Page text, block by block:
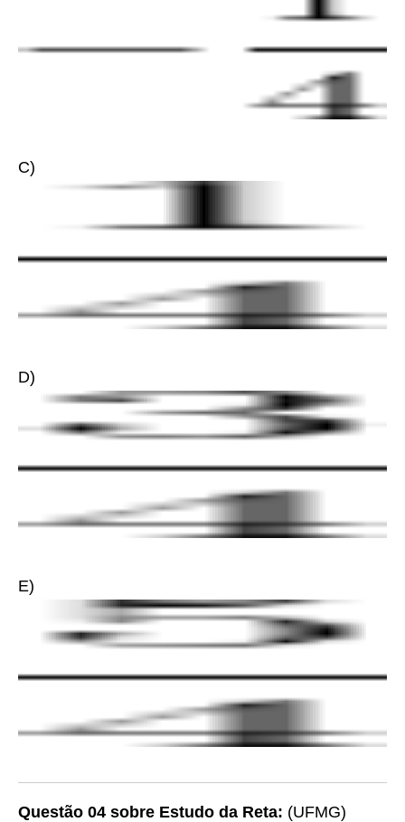
C)
D)
E)
Questão 04 sobre Estudo da Reta: (UFMG)